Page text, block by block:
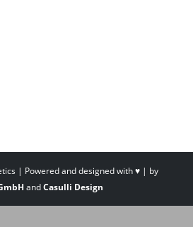
| Powered and designed with ♥ | by
andCasulli Design